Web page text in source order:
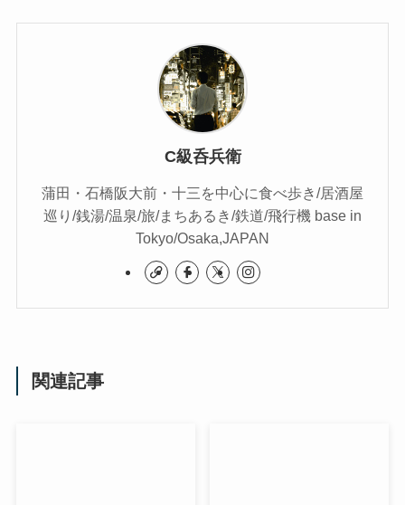
C級呑兵衛
蒲田・石橋阪大前・十三を中心に食べ歩き/居酒屋
巡り/銭湯/温泉/旅/まちあるき/鉄道/飛行機 base in
Tokyo/Osaka,JAPAN
関連記事